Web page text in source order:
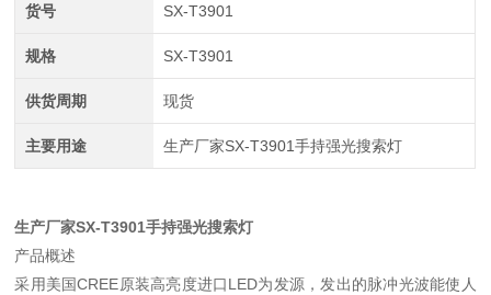
货号 SX-T3901
规格 SX-T3901
供货周期 现货
主要用途 生产厂家SX-T3901手持强光搜索灯
生产厂家SX-T3901手持强光搜索灯
产品概述
采用美国CREE原装高亮度进口LED为发源，发出的脉冲光波能使人